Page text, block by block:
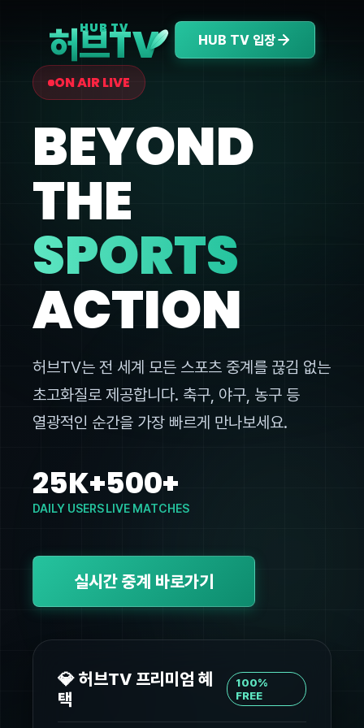
HUB TV
허브TV HUB TV 입장
ON AIR LIVE
BEYOND
THE
SPORTS
ACTION
허브TV는 전 세계 모든 스포츠 중계를 끊김 없는
초고화질로 제공합니다. 축구, 야구, 농구 등
열광적인 순간을 가장 빠르게 만나보세요.
25K+
DAILY USERS
500+
LIVE MATCHES
실시간 중계 바로가기
💎 허브TV 프리미엄 혜
택
100%
FREE